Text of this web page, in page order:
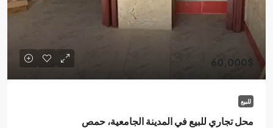
60,000$
للبيع
محل تجاري للبيع في المدينة الجامعية، حمص